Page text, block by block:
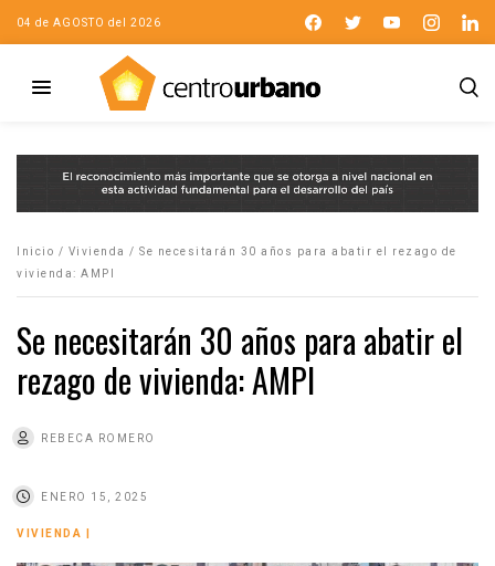
04 de AGOSTO del 2026
Inicio / Vivienda / Se necesitarán 30 años para abatir el rezago de
vivienda: AMPI
Se necesitarán 30 años para abatir el
rezago de vivienda: AMPI
REBECA ROMERO
ENERO 15, 2025
VIVIENDA